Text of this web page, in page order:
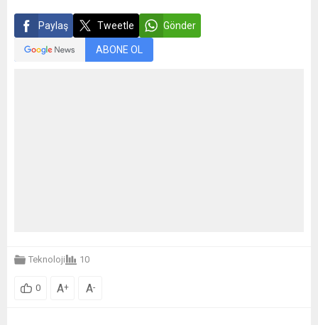
Paylaş Tweetle Gönder
ABONE OL
Teknoloji 10
0 A+ A-